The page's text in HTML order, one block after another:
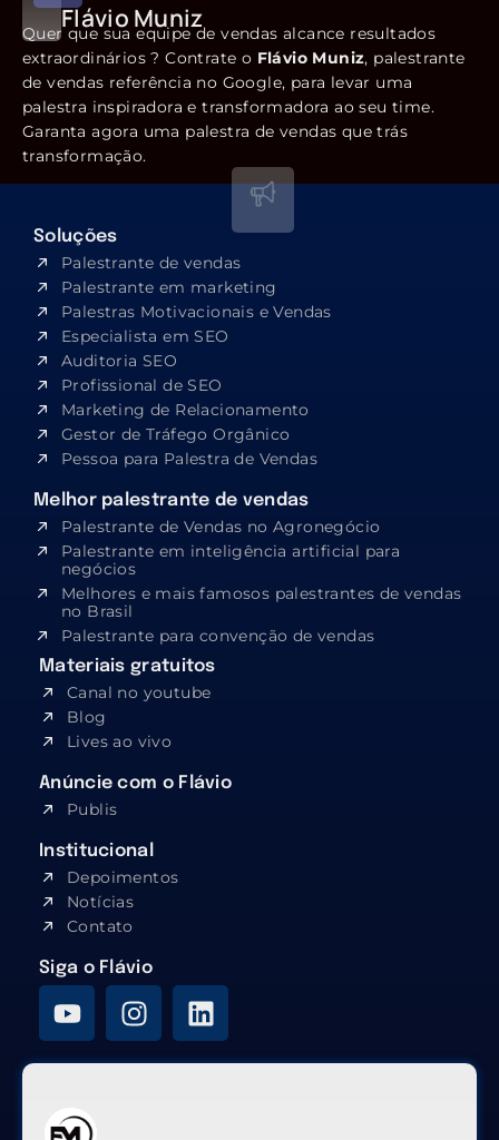
Flávio Muniz
Quer que sua equipe de vendas alcance resultados
extraordinários ? Contrate o Flávio Muniz, palestrante
de vendas referência no Google, para levar uma
palestra inspiradora e transformadora ao seu time.
Garanta agora uma palestra de vendas que trás
transformação.
Soluções
Palestrante de vendas
Palestrante em marketing
Palestras Motivacionais e Vendas
Especialista em SEO​
Auditoria SEO
Profissional de SEO
Marketing de Relacionamento
Gestor de Tráfego Orgânico
Pessoa para Palestra de Vendas
Melhor palestrante de vendas
Palestrante de Vendas no Agronegócio
Palestrante em inteligência artificial para
negócios
Melhores e mais famosos palestrantes de vendas
no Brasil
Palestrante para convenção de vendas
Materiais gratuitos
Canal no youtube
Blog
Lives ao vivo
Anúncie com o Flávio
Publis
Institucional
Depoimentos
Notícias
Contato
Siga o Flávio